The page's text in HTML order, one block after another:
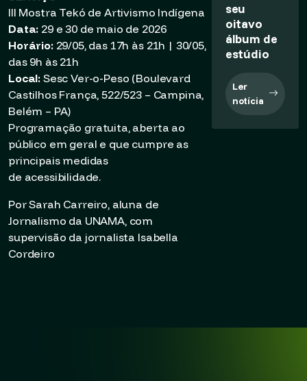
III Mostra Tekó de Artivismo Indígena
Data: 29 e 30 de maio de 2026
Horário:29/05, das 17h às 21h | 30/05,
das 9h às 21h
Local: Sesc Ver-o-Peso (Boulevard
Castilhos França, 522/523 – Campina,
Belém – PA)
Programação gratuita, aberta ao
público em geral e que cumpre as
principais medidas
de acessibilidade.
Por Sarah Carreiro, aluna de
Jornalismo da UNAMA, com
supervisão da jornalista Isabella
Cordeiro
seu
oitavo
álbum de
estúdio
Ler
notícia